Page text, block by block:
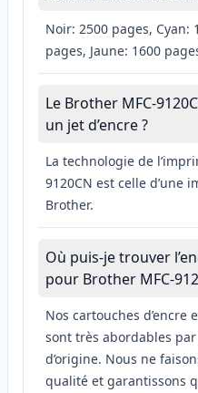
Noir: 2500 pages, Cyan:
pages, Jaune: 1600
Le Brother MFC-
un jet d’encre ?
La technologie de
9120CN est celle d’une
Brother.
Où puis-je trouver
pour Brother MFC-
Nos cartouches d’encre
sont très abordables
d’origine. Nous ne
qualité et garantissons